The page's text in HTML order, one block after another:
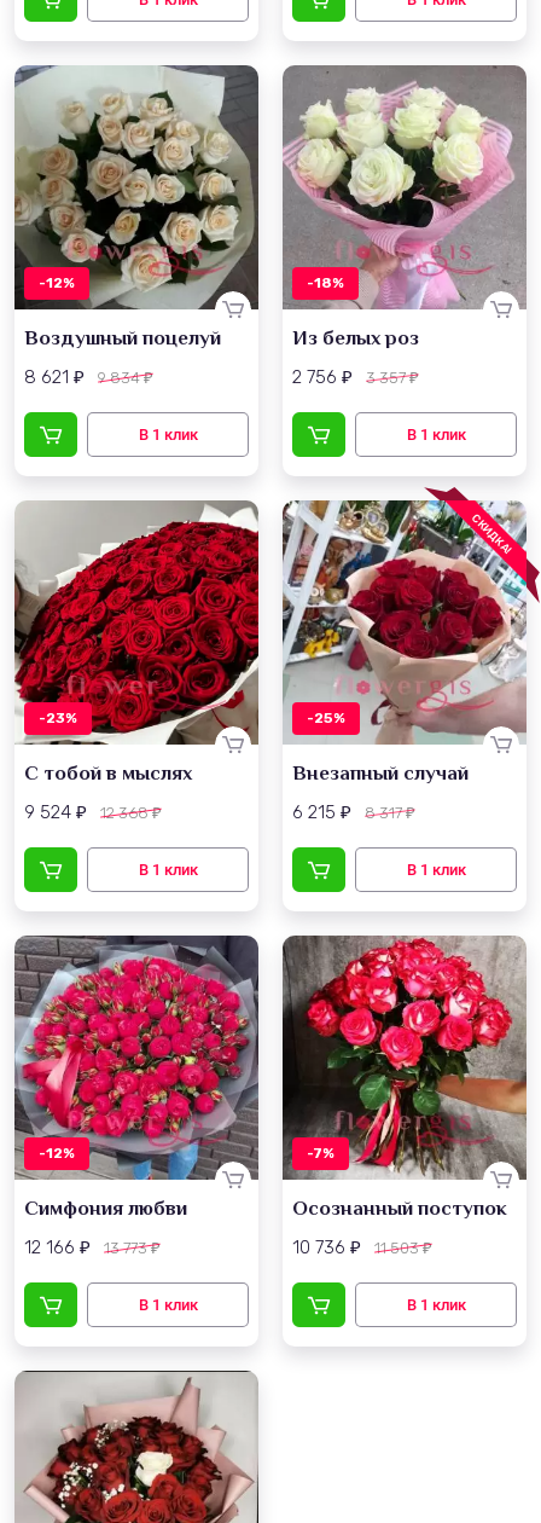
-12%
Воздушный поцелуй
8 621 ₽ 9 834₽
-18%
Из белых роз
2 756 ₽ 3 357₽
-23%
С тобой в мыслях
9 524 ₽ 12 368₽
СКИДКА!
-25%
Внезапный случай
6 215 ₽ 8 317₽
-12%
Симфония любви
12 166 ₽ 13 773₽
-7%
Осознанный поступок
10 736 ₽ 11 503₽